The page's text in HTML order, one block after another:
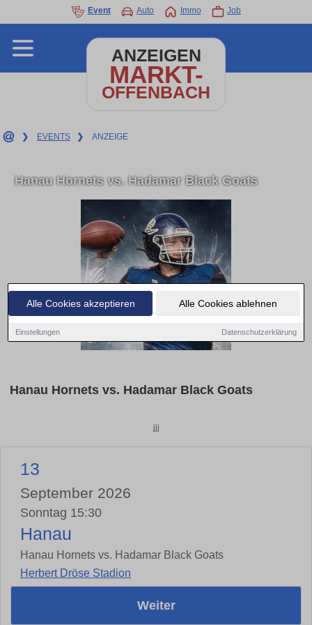
Alle Cookies akzeptieren Alle Cookies ablehnen
Einstellungen Datenschutzerklärung
Event Auto Immo Job
ANZEIGEN
MARKT-
OFFENBACH
❯ EVENTS ❯ ANZEIGE
Hanau Hornets vs. Hadamar Black Goats
Hanau Hornets vs. Hadamar Black Goats
jjj
13
September 2026
Sonntag 15:30
Hanau
Hanau Hornets vs. Hadamar Black Goats
Herbert Dröse Stadion
Weiter